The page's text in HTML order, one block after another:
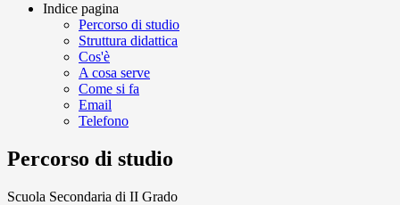
Indice pagina
Percorso di studio
Struttura didattica
Cos'è
A cosa serve
Come si fa
Email
Telefono
Percorso di studio
Scuola Secondaria di II Grado